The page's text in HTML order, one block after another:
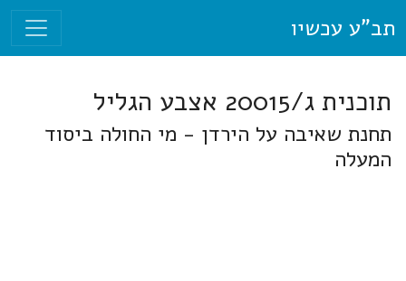
תב"ע עכשיו
תוכנית ג/20015 אצבע הגליל
תחנת שאיבה על הירדן - מי החולה ביסוד
המעלה